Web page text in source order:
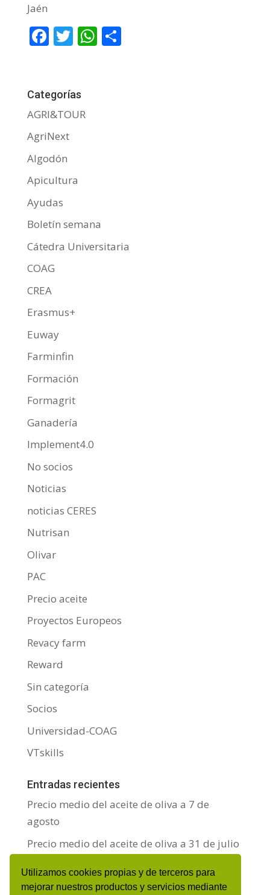
Utilizamos cookies propias y de terceros para
mejorar nuestros productos y servicios mediante
Jaén
F
b
o
o
k
T
er
W C
Categorías
AGRI&TOUR
AgriNext
Algodón
Apicultura
Ayudas
Boletín semana
Cátedra Universitaria
COAG
CREA
Erasmus+
Euway
Farminfin
Formación
Formagrit
Ganadería
Implement4.0
No socios
Noticias
noticias CERES
Nutrisan
Olivar
PAC
Precio aceite
Proyectos Europeos
Revacy farm
Reward
Sin categoría
Socios
Universidad-COAG
VTskills
Entradas recientes
Precio medio del aceite de oliva a 7 de
agosto
Precio medio del aceite de oliva a 31 de julio
Precio medio del aceite de oliva a 24 de julio